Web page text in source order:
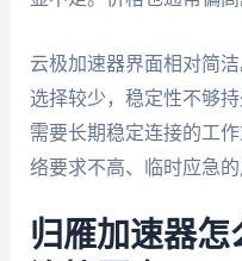
云极加速器界面相对简
选择较少，稳定性不够
需要长期稳定连接的工
络要求不高、临时应急的
归雁加速器怎